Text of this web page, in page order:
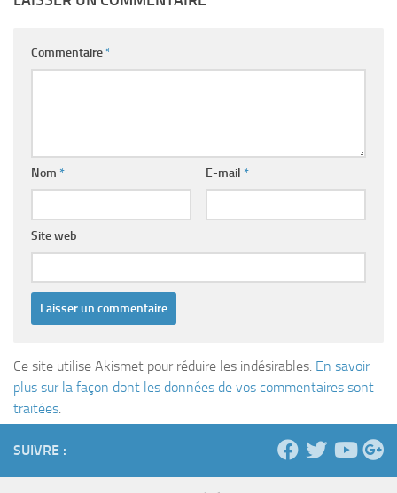
Commentaire*
Nom * E-mail *
Site web
Ce site utilise Akismet pour réduire les indésirables. En savoir
plus sur la façon dont les données de vos commentaires sont
traitées.
SUIVRE :